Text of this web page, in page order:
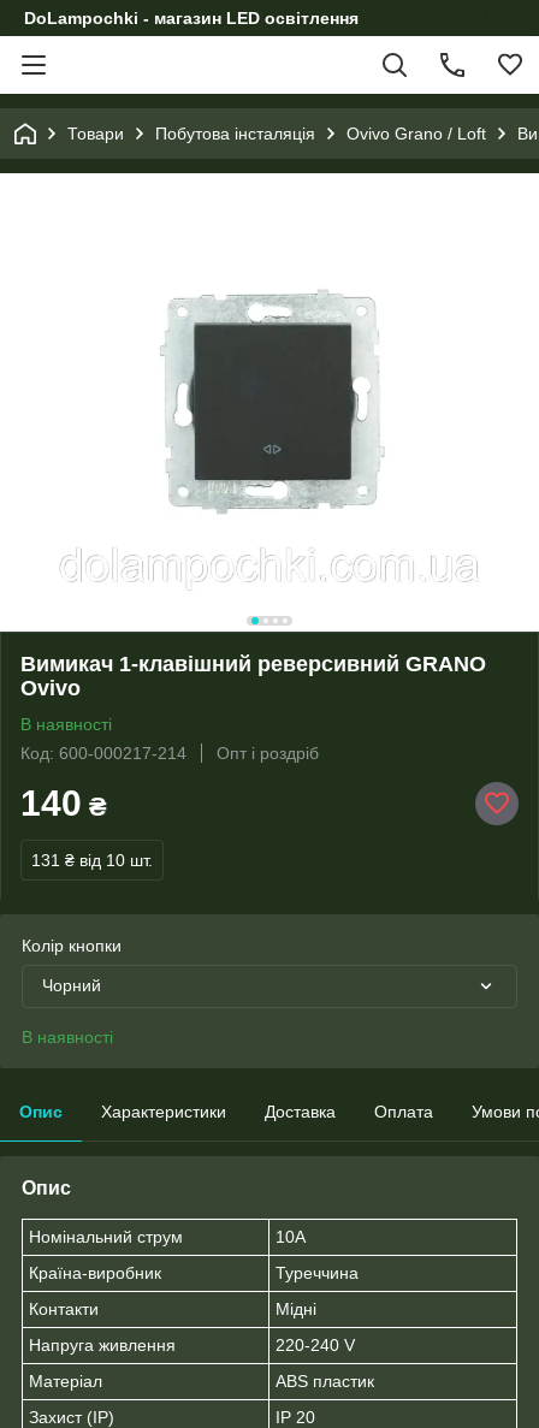
DoLampochki - магазин LED освітлення
Товари Побутова інсталяція Ovivo Grano / Loft
Вимикач 1-клавішний реверсивний GRANO
Ovivo
В наявності
Код: 600-000217-214
Опт і роздріб
140 ₴
131 ₴ від 10 шт.
Колір кнопки
Чорний
В наявності
Опис Характеристики Доставка Оплата Умови
Опис
Номінальний струм
10А
Країна-виробник
Туреччина
Контакти
Мідні
Напруга живлення
220-240 V
Матеріал
ABS пластик
Захист (ІР)
IP 20